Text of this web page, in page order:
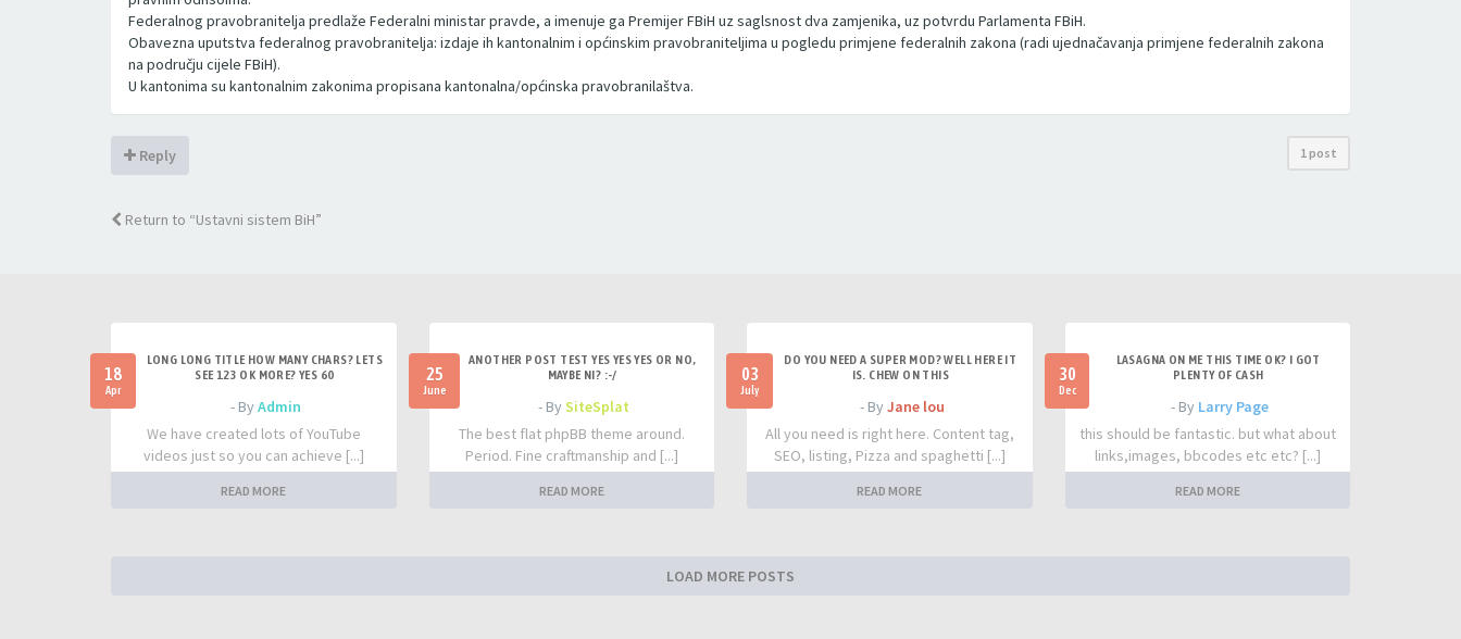
Federalnog pravobranitelja predlaže Federalni ministar pravde, a imenuje ga Premijer FBiH uz saglsnost dva zamjenika, uz potvrdu Parlamenta FBiH.
Obavezna uputstva federalnog pravobranitelja: izdaje ih kantonalnim i općinskim pravobraniteljima u pogledu primjene federalnih zakona (radi ujednačavanja primjene federalnih zakona
na području cijele FBiH).
U kantonima su kantonalnim zakonima propisana kantonalna/općinska pravobranilaštva.
Reply 1 post
Return to “Ustavni sistem BiH”
18
Apr
LONG LONG TITLE HOW MANY CHARS? LETS
SEE 123 OK MORE? YES 60
- ByAdmin
We have created lots of YouTube
videos just so you can achieve [...]
READ MORE
25
June
ANOTHER POST TEST YES YES YES OR NO,
MAYBE NI? :-/
- BySiteSplat
The best flat phpBB theme around.
Period. Fine craftmanship and [...]
READ MORE
03
July
DO YOU NEED A SUPER MOD? WELL HERE IT
IS. CHEW ON THIS
- By Jane lou
All you need is right here. Content tag,
SEO, listing, Pizza and spaghetti [...]
READ MORE
30
Dec
LASAGNA ON ME THIS TIME OK? I GOT
PLENTY OF CASH
- By Larry Page
this should be fantastic. but what about
links,images, bbcodes etc etc? [...]
READ MORE
LOAD MORE POSTS